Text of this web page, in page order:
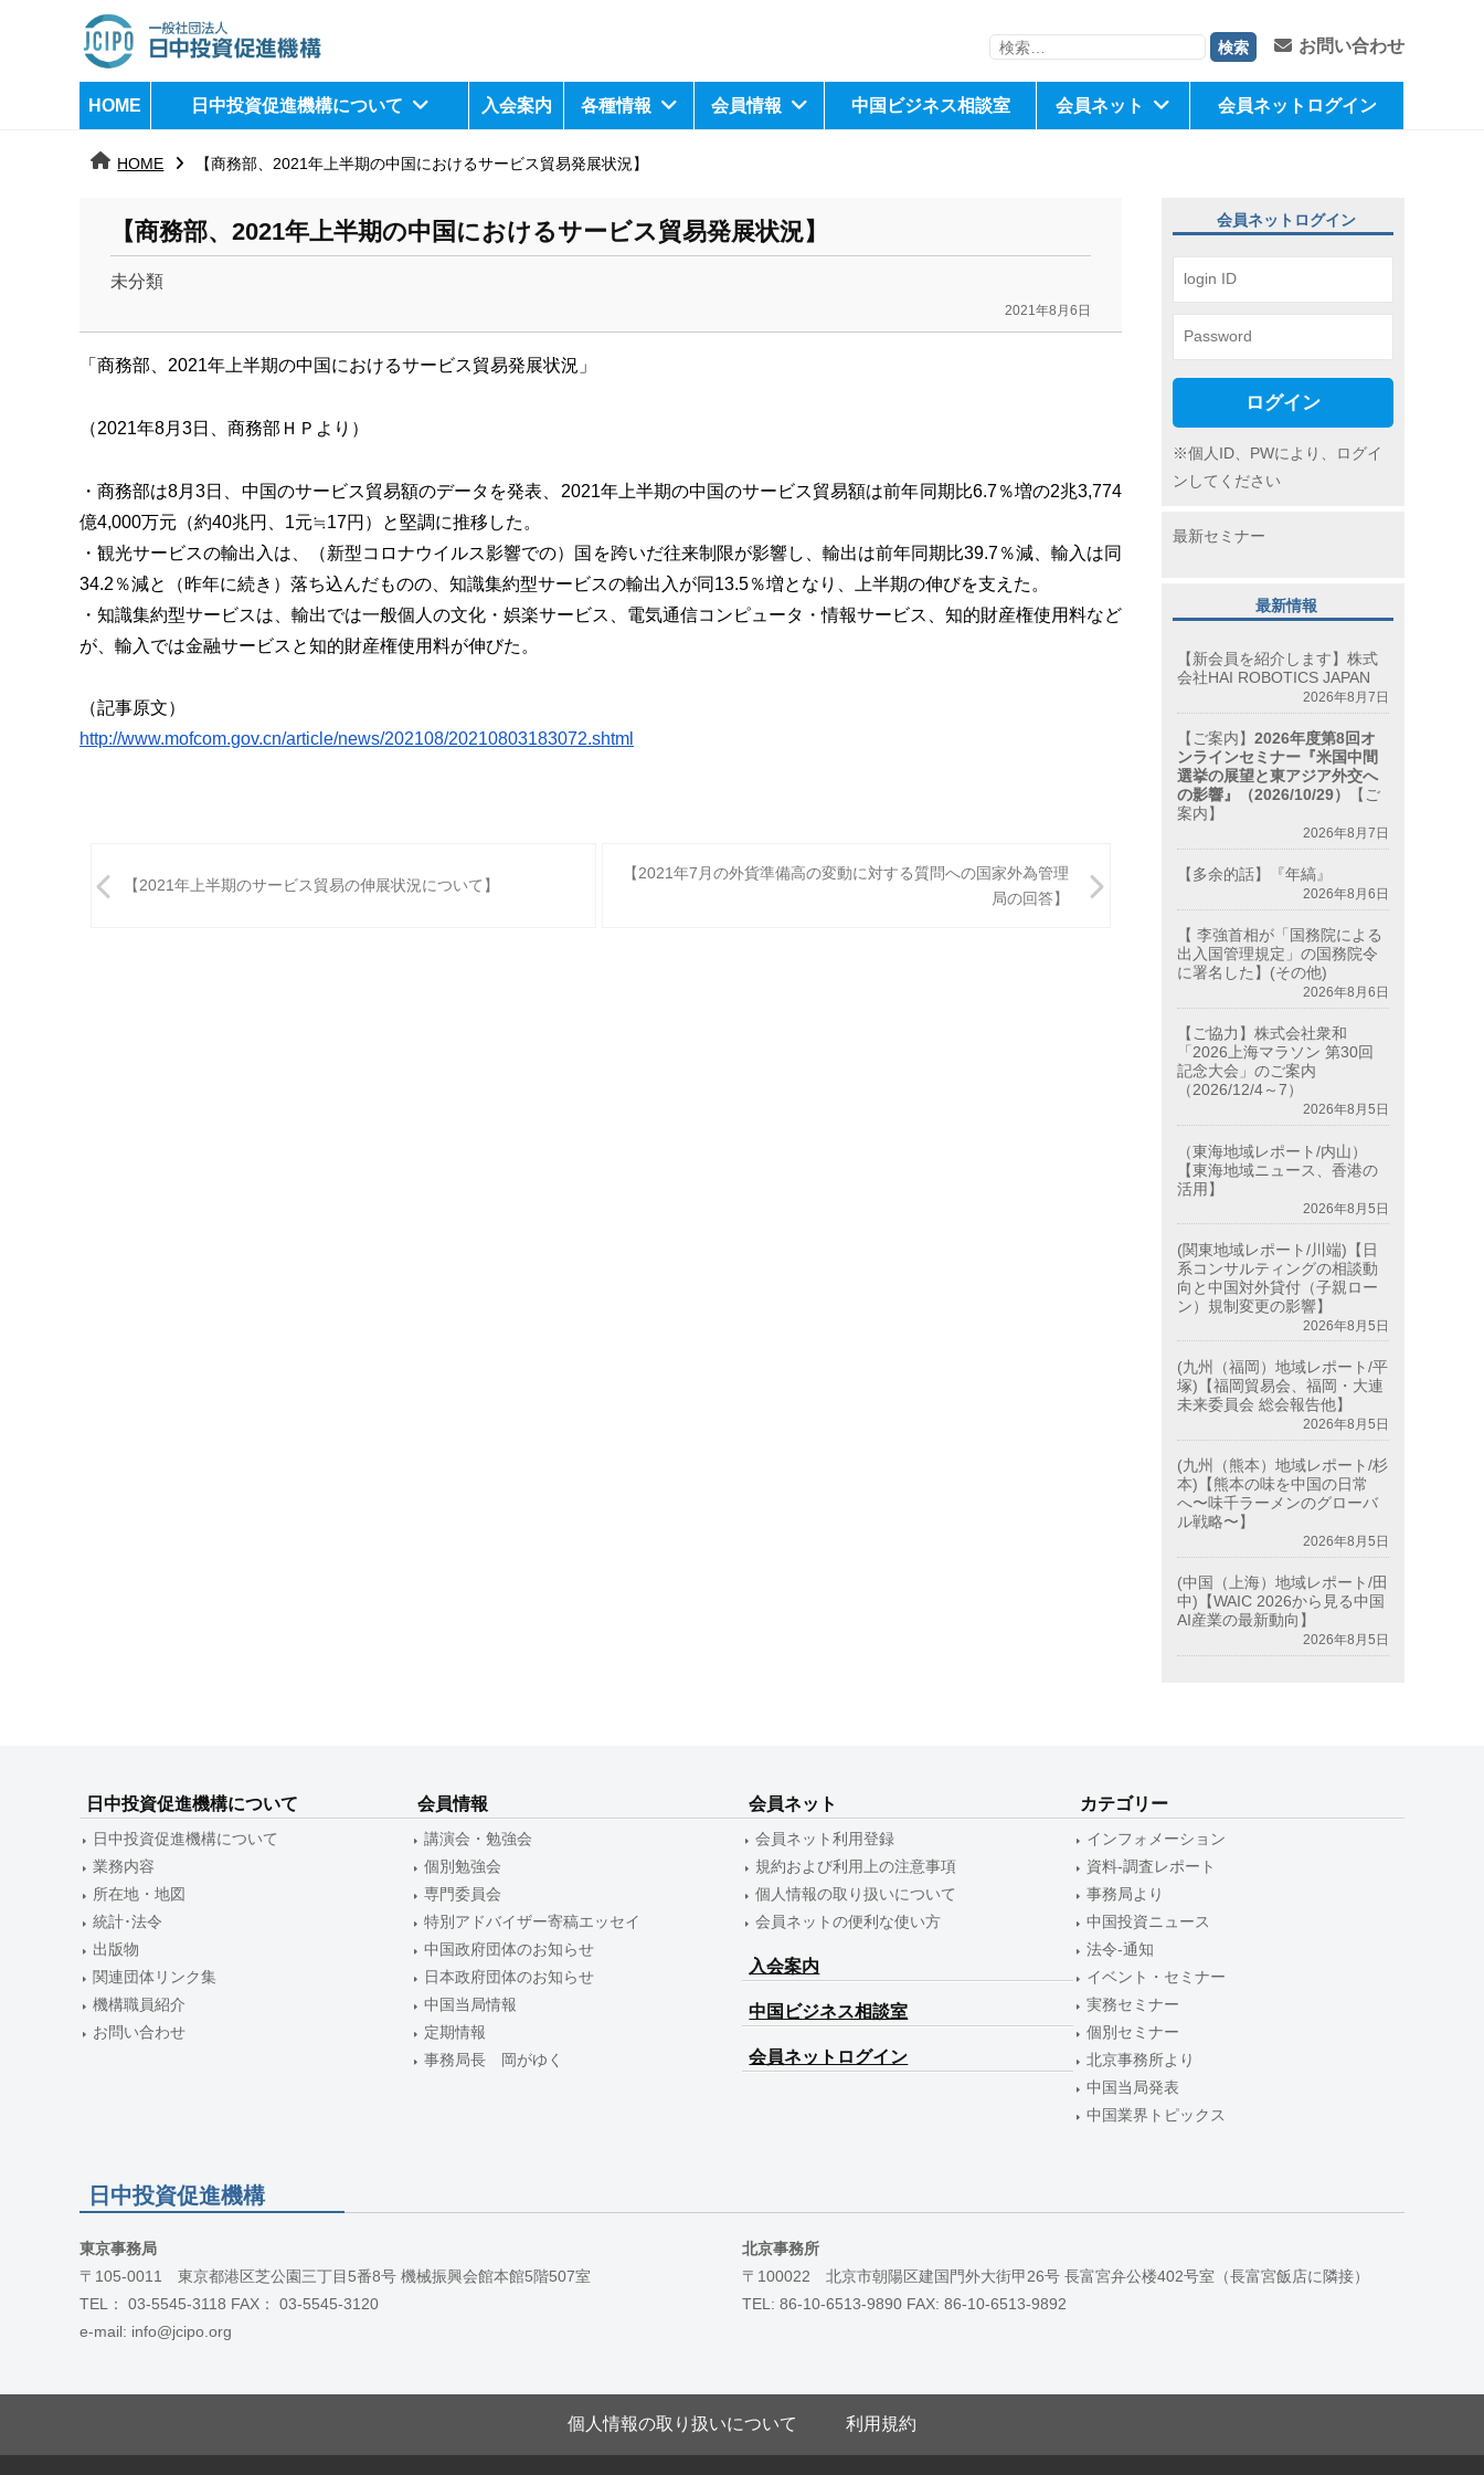
日
中
進
機
構
j
検
お問い合わせ
HOME 日中投資促進機構について 入会案内 各種情報 会員情報 中国ビジネス相談室 会員ネット 会員ネットログイン
HOME 【商務部、2021年上半期の中国におけるサービス貿易発展状況】
【商務部、2021年上半期の中国におけるサービス貿易発展状況】
未分類
2021年8月6日
k
n
m
i
「商務部 2021年上半期の中国におけるサービス貿易発展状況 」
（2021年8月3日、商務部ＨＰより）
・商務部は8月3日、中国のサービス貿易額のデータを発表、 2021年上半期の中国のサービス貿易額は前年同期比6.7％増の2兆3,774
億4,000万元（約40兆円、 1元≒17円）
と堅調に推移した。
・観光サービスの輸出入は、（新型コロナウイルス影響での） 国を跨いだ往来制限が影響し、輸出は前年同期比39.7％減、 輸入は同
34.2 ％減と（昨年に続き）落ち込んだものの、 知識集約型サービスの輸出入が同 13.5％増となり、
上半期の伸びを支えた。
・知識集約型サービスは、輸出では一般個人の文化・ 娯楽サービス、電気通信コンピュータ・情報サービス、 知的財産権使用料など
が、 輸入では金融サービスと知的財産権使用料が伸びた。
（記事原文）
http://www.mofcom.gov.cn/article/news/202108/20210803183072.shtml
稿
【2021年上半期のサービス貿易の伸展状況について】
【2021年7月の外貨準備高の変動に対する質問への国家外為管理
局の回答】
会員ネットログイン
ログイン
※個人ID、PWにより、ログイ
ンしてください
最新セミナー
最新情報
【新会員を紹介します】株式
会社HAI ROBOTICS JAPAN
2026年8月7日
【ご案内】2026年度第8回オ
ンラインセミナー『米国中間
選挙の展望と東アジア外交へ
の影響』（2026/10/29）
【ご
案内】
2026年8月7日
【多余的話】『年縞』
2026年8月6日
【 李強首相が「国務院による
出入国管理規定」の国務院令
に署名した】(その他)
2026年8月6日
【ご協力】株式会社衆和
「2026上海マラソン 第30回
記念大会」のご案内
（2026/12/4～7）
2026年8月5日
（東海地域レポート/内山）
【東海地域ニュース、香港の
活用】
2026年8月5日
(関東地域レポート/川端)【日
系コンサルティングの相談動
向と中国対外貸付（子親ロー
ン）規制変更の影響】
2026年8月5日
(九州（福岡）地域レポート/平
塚)【福岡貿易会、福岡・大連
未来委員会 総会報告他】
2026年8月5日
(九州（熊本）地域レポート/杉
本)【熊本の味を中国の日常
へ〜味千ラーメンのグローバ
ル戦略〜】
2026年8月5日
(中国（上海）地域レポート/田
中)【WAIC 2026から見る中国
AI産業の最新動向】
2026年8月5日
日中投資促進機構について
日中投資促進機構について
業務内容
所在地・地図
統計･法令
出版物
関連団体リンク集
機構職員紹介
お問い合わせ
会員情報
講演会・勉強会
個別勉強会
専門委員会
特別アドバイザー寄稿エッセイ
中国政府団体のお知らせ
日本政府団体のお知らせ
中国当局情報
定期情報
事務局長 岡がゆく
会員ネット
会員ネット利用登録
規約および利用上の注意事項
個人情報の取り扱いについて
会員ネットの便利な使い方
入会案内
中国ビジネス相談室
会員ネットログイン
カテゴリー
インフォメーション
資料-調査レポート
事務局より
中国投資ニュース
法令-通知
イベント・セミナー
実務セミナー
個別セミナー
北京事務所より
中国当局発表
中国業界トピックス
日中投資促進機構
東京事務局
〒105-0011 東京都港区芝公園三丁目5番8号 機械振興会館本館5階507室
TEL： 03-5545-3118 FAX： 03-5545-3120
e-mail: info@jcipo.org
北京事務所
〒100022 北京市朝陽区建国門外大街甲26号 長富宮弁公楼402号室（長富宮飯店に隣接）
TEL: 86-10-6513-9890 FAX: 86-10-6513-9892
個人情報の取り扱いについて 利用規約